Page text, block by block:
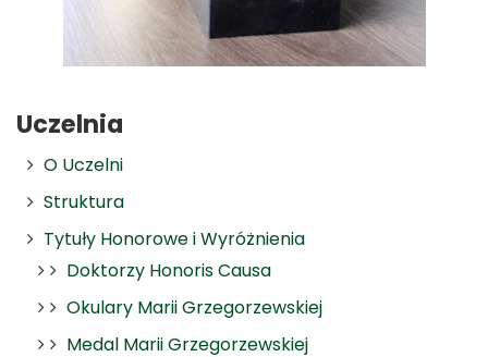
Uczelnia
O Uczelni
Struktura
Tytuły Honorowe i Wyróżnienia
Doktorzy Honoris Causa
Okulary Marii Grzegorzewskiej
Medal Marii Grzegorzewskiej